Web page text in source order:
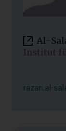
Al-
Institut
razan.al-